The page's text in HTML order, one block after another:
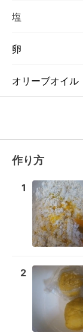
塩
卵
オリーブオイル
作り方
1
2